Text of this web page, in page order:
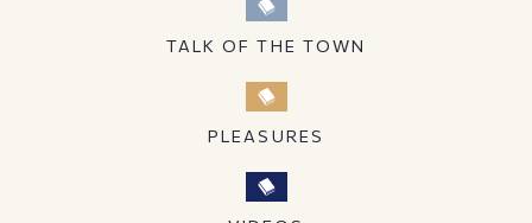
TALK OF THE TOWN
PLEASURES